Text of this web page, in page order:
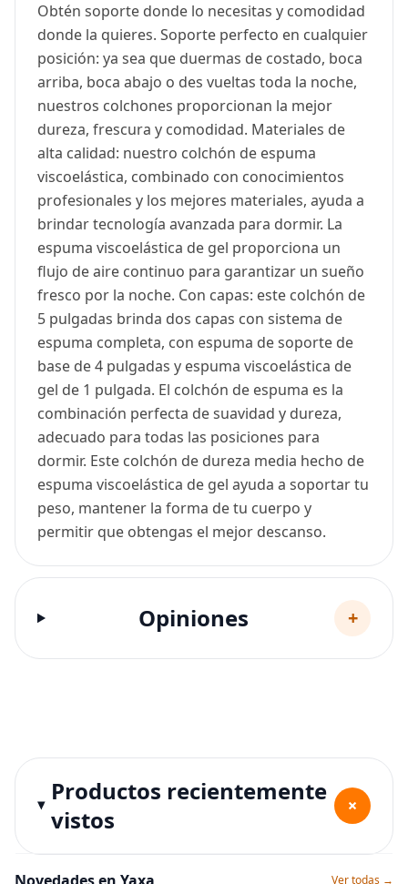
Obtén soporte donde lo necesitas y comodidad
donde la quieres. Soporte perfecto en cualquier
posición: ya sea que duermas de costado, boca
arriba, boca abajo o des vueltas toda la noche,
nuestros colchones proporcionan la mejor
dureza, frescura y comodidad. Materiales de
alta calidad: nuestro colchón de espuma
viscoelástica, combinado con conocimientos
profesionales y los mejores materiales, ayuda a
brindar tecnología avanzada para dormir. La
espuma viscoelástica de gel proporciona un
flujo de aire continuo para garantizar un sueño
fresco por la noche. Con capas: este colchón de
5 pulgadas brinda dos capas con sistema de
espuma completa, con espuma de soporte de
base de 4 pulgadas y espuma viscoelástica de
gel de 1 pulgada. El colchón de espuma es la
combinación perfecta de suavidad y dureza,
adecuado para todas las posiciones para
dormir. Este colchón de dureza media hecho de
espuma viscoelástica de gel ayuda a soportar tu
peso, mantener la forma de tu cuerpo y
permitir que obtengas el mejor descanso.
Opiniones +
Productos recientemente
vistos
+
Ver todas →